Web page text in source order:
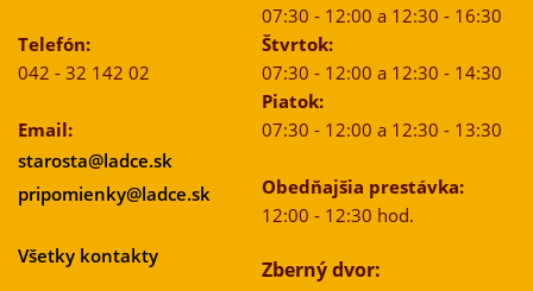
Telefón:
042 - 32 142 02
Email:
starosta@ladce.sk
pripomienky@ladce.sk
Všetky kontakty
07:30 - 12:00 a 12:30 - 16:30
Štvrtok:
07:30 - 12:00 a 12:30 - 14:30
Piatok:
07:30 - 12:00 a 12:30 - 13:30
Obedňajšia prestávka:
12:00 - 12:30 hod.
Zberný dvor: